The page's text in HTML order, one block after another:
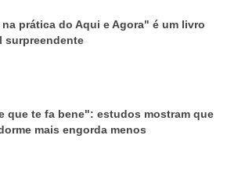
prática do Aqui e Agora" é um livro
surpreendente
que te fa bene": estudos mostram que
mais engorda menos